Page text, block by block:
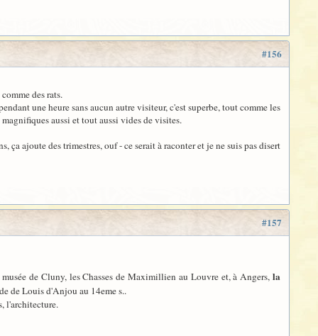
#156
des rats.
une heure sans aucun autre visiteur, c'est superbe, tout comme les
aussi et tout aussi vides de visites.
ça ajoute des trimestres, ouf - ce serait à raconter et je ne suis pas disert
#157
de Cluny, les Chasses de Maximillien au Louvre et, à Angers, la
de Louis d'Anjou au 14eme s..
l'architecture.